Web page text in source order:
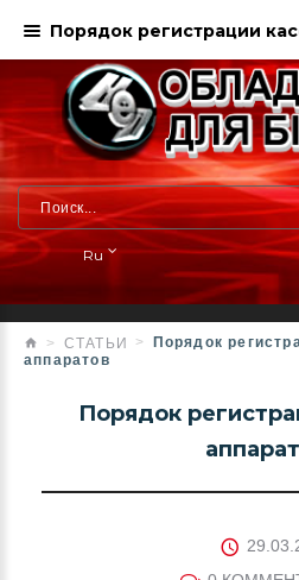
Ru
СТАТЬИ
Порядок
аппаратов
Порядок